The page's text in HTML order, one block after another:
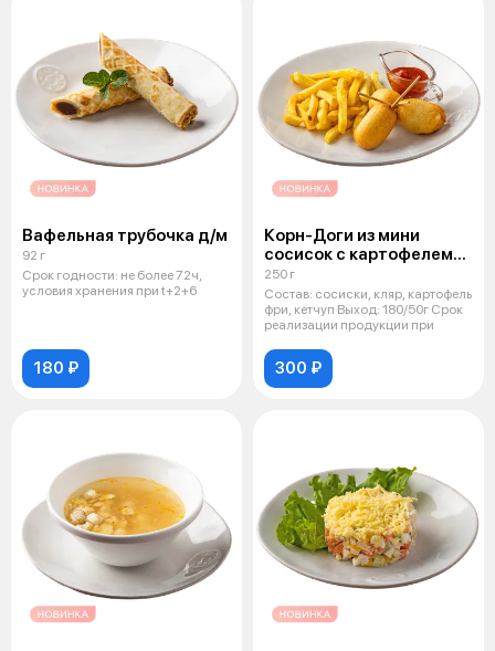
Вафельная трубочка д/м
92 г
Срок годности: не более 72ч,
условия хранения при t+2+6
180 ₽
Корн-Доги из мини
сосисок с картофелем
фри д/м
250 г
Состав: сосиски, кляр, картофель
фри, кетчуп Выход: 180/50г Срок
реализации продукции при
300 ₽